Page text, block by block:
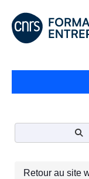
Retour au site